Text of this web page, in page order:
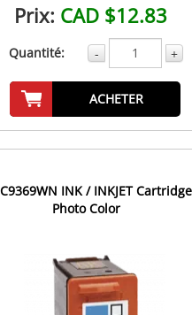
Prix: CAD $12.83
Quantité: - +
ACHETER
INK / INKJET Cartridge
Photo Color